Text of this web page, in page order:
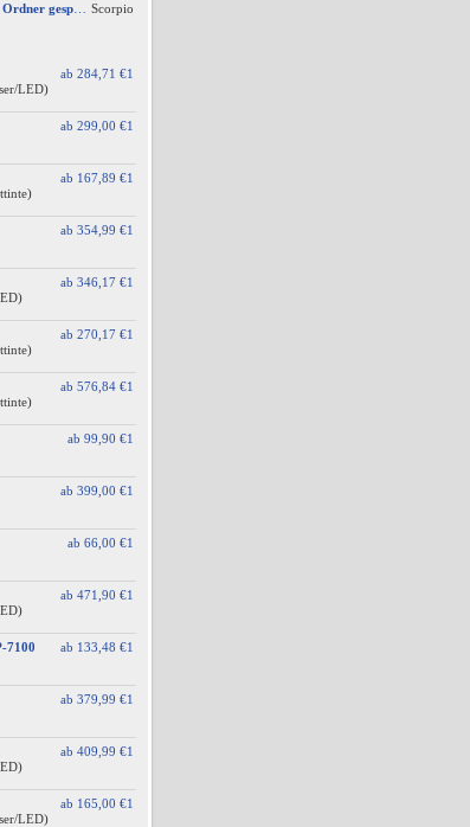
Scan wird nicht im angegeben Ordner gespeichert, wenn vom Bediendisplay gescannt wird Scorpio
ab 284,71 €1
LED)
ab 299,00 €1
ab 167,89 €1
ab 354,99 €1
ab 346,17 €1
ab 270,17 €1
ab 576,84 €1
ab 99,90 €1
ab 399,00 €1
ab 66,00 €1
ab 471,90 €1
ab 133,48 €1
7100
ab 379,99 €1
ab 409,99 €1
ab 165,00 €1
LED)